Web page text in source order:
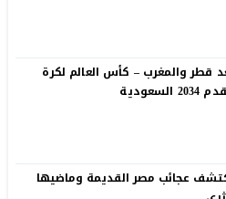
قطر والمغرب – كأس العالم لكرة
السعودية
عجائب مصر القديمة وماضيها